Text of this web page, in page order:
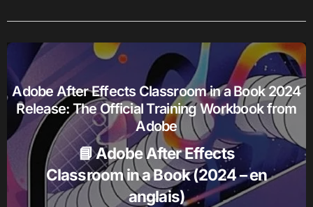
r
d
t
s
Adobe After Effects Classroom in a Book 2024
Release: The Official Training Workbook from
Adobe
📘 Adobe After Effects
Classroom in a Book (2024 – en
anglais)